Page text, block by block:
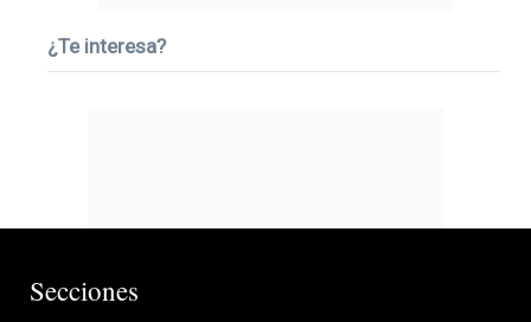
¿Te interesa?
Secciones